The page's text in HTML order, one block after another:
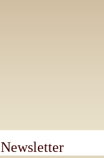
Newsletter